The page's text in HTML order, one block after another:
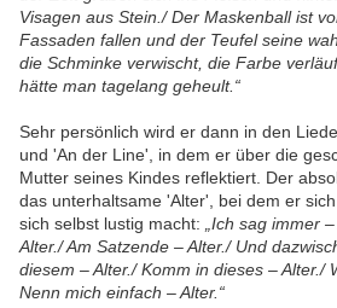
Visagen aus Stein./ Der Maskenball ist
Fassaden fallen und der Teufel seine
die Schminke verwischt, die Farbe
hätte man tagelang geheult.“
Sehr persönlich wird er dann in den
und 'An der Line', in dem er über die
Mutter seines Kindes reflektiert. Der
das unterhaltsame 'Alter', bei dem er
sich selbst lustig macht:
„Ich sag immer
Alter./ Am Satzende – Alter./ Und
diesem – Alter./ Komm in dieses – Alter./
Nenn mich einfach – Alter.“